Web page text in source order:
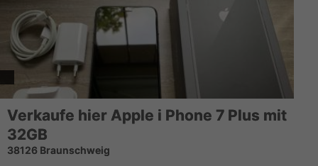
Verkaufe hier Apple i Phone 7 Plus mit
32GB
38126 Braunschweig